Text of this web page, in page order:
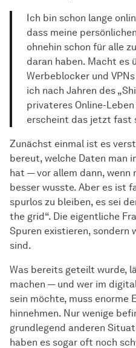
Ich bin schon lange
dass meine
ohnehin schon für alle
daran haben. Macht es
Werbeblocker und
ich nach Jahren des
privateres Online-
erscheint das jetzt fast
Zunächst einmal ist es
bereut, welche Daten man
hat — vor allem dann, wenn
besser wusste. Aber es ist
spurlos zu bleiben, es sei
the grid“. Die eigentliche
Spuren existieren, sondern
sind.
Was bereits geteilt wurde,
machen — und wer im
sein möchte, muss enorme
hinnehmen. Nur wenige
grundlegend anderen
haben es sogar oft noch